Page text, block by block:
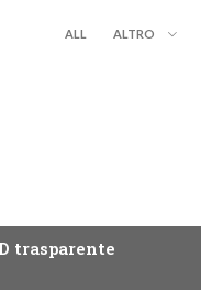
ALL ALTRO
trasparente